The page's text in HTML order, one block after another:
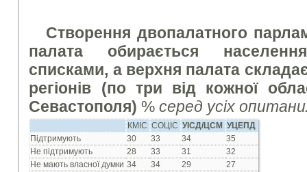
Створення двопалатного
палата обирається
списками, а верхня палата
регіонів (по три від кожної
Севастополя)%серед усіх
КМІС СОЦІС УІСД/ЦСМ
УЦЕПД
Підтримують
30 33 34
35
Не підтримують
28 33 31
32
Не мають власної думки 34 34 29
27